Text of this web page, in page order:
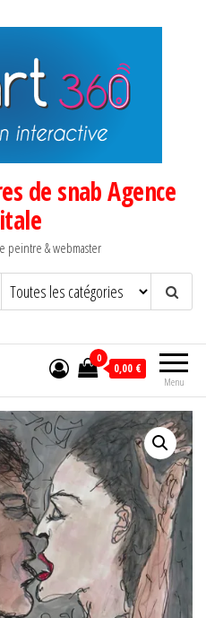
de snab Agence
peintre & webmaster
Menu
0
0,00 €